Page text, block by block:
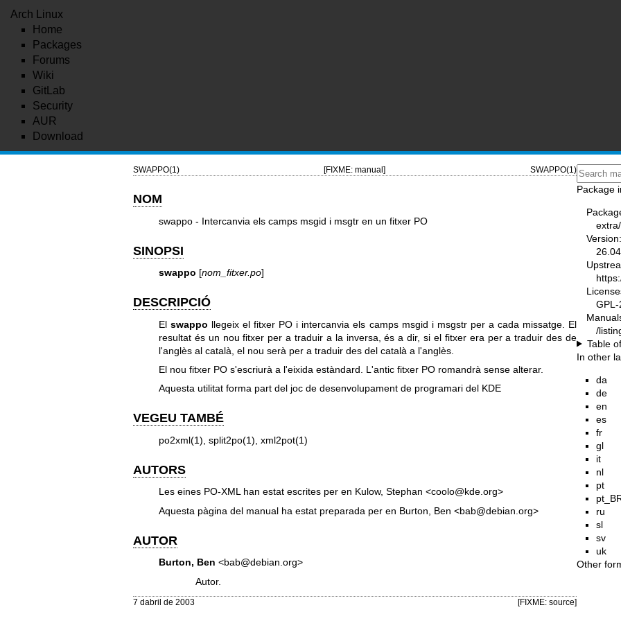
Arch Linux
Home
Packages
Forums
Wiki
GitLab
Security
AUR
Download
SWAPPO(1) [FIXME: manual] SWAPPO(1)
NOM
swappo - Intercanvia els camps msgid i msgtr en un fitxer PO
SINOPSI
swappo [nom_fitxer.po]
DESCRIPCIÓ
Elswappo llegeix el fitxer PO i intercanvia els camps msgid i msgstr per a cada missatge. El
resultat és un nou fitxer per a traduir a la inversa, és a dir, si el fitxer era per a traduir des de
l'anglès al català, el nou serà per a traduir des del català a l'anglès.
El nou fitxer PO s'escriurà a l'eixida estàndard. L'antic fitxer PO romandrà sense alterar.
Aquesta utilitat forma part del joc de desenvolupament de programari del KDE
VEGEU TAMBÉ
po2xml(1), split2po(1), xml2pot(1)
AUTORS
Les eines PO-XML han estat escrites per en Kulow, Stephan <coolo@kde.org>
Aquesta pàgina del manual ha estat preparada per en Burton, Ben <bab@debian.org>
AUTOR
Burton, Ben <bab@debian.org>
Autor.
7 dabril de 2003 [FIXME: source]
Package
Version:
/
Table
In other
da
de
en
es
fr
gl
it
nl
pt
ru
sl
sv
uk
Other